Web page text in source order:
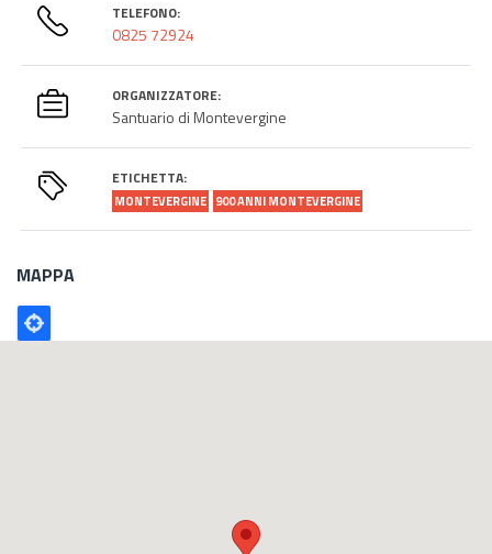
TELEFONO:
0825 72924
ORGANIZZATORE:
Santuario di Montevergine
ETICHETTA:
MONTEVERGINE 900 ANNI MONTEVERGINE
MAPPA
Poligono
GEO